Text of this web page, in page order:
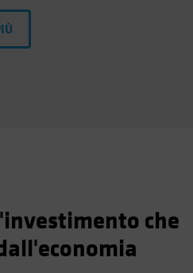
che